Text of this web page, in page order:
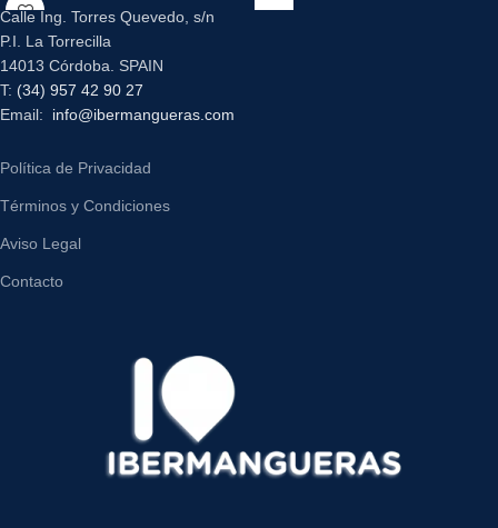
Calle Ing. Torres Quevedo, s/n
P.I. La Torrecilla
14013 Córdoba. SPAIN
T: (34) 957 42 90 27
Email: info@ibermangueras.com
Política de Privacidad
Términos y Condiciones
Aviso Legal
Contacto